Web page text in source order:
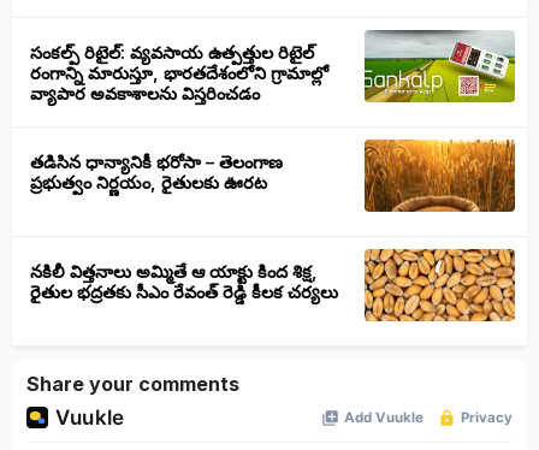
సంకల్ప్ రిటైల్: వ్యవసాయ ఉత్పత్తుల రిటైల్
రంగాన్ని మారుస్తూ, భారతదేశంలోని గ్రామాల్లో
వ్యాపార అవకాశాలను విస్తరించడం
తడిసిన ధాన్యానికీ భరోసా – తెలంగాణ
ప్రభుత్వం నిర్ణయం, రైతులకు ఊరట
నకిలీ విత్తనాలు అమ్మితే ఆ యాక్టు కింద శిక్ష,
రైతుల భద్రతకు సీఎం రేవంత్ రెడ్డి కీలక చర్యలు
Share your comments